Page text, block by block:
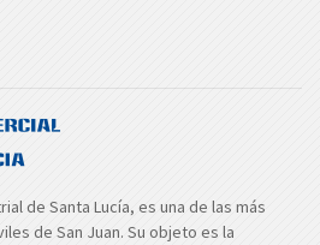
de Santa Lucía, es una de las más
de San Juan. Su objeto es la